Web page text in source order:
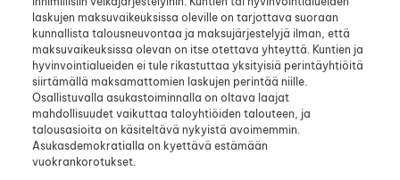
laskujen maksuvaikeuksissa oleville on tarjottava suoraan
kunnallista talousneuvontaa ja maksujärjestelyjä ilman, että
maksuvaikeuksissa olevan on itse otettava yhteyttä. Kuntien ja
hyvinvointialueiden ei tule rikastuttaa yksityisiä perintäyhtiöitä
siirtämällä maksamattomien laskujen perintää niille.
Osallistuvalla asukastoiminnalla on oltava laajat
mahdollisuudet vaikuttaa taloyhtiöiden talouteen, ja
talousasioita on käsiteltävä nykyistä avoimemmin.
Asukasdemokratialla on kyettävä estämään
vuokrankorotukset.